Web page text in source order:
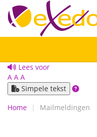
Lees voor
A A A
Simpele tekst
Home
Mailmeldingen